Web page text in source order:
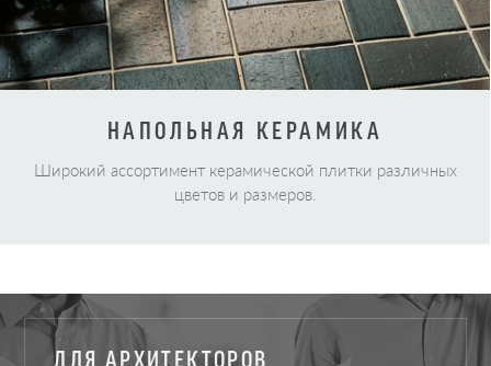
НАПОЛЬНАЯ КЕРАМИКА
Широкий ассортимент керамической плитки различных
цветов и размеров.
ДЛЯ АРХИТЕКТОРОВ